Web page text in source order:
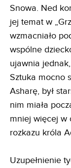
Snowa. Ned
jej temat w
wzmacniało
wspólne
ujawnia
Sztuka mocno
Asharę, był
nim miała
mniej więcej w
rozkazu króla
Uzupełnienie